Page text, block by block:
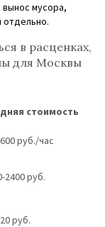
мусора,
отдельно.
в расценках,
для Москвы
стоимость
руб./час
2400 руб.
руб.